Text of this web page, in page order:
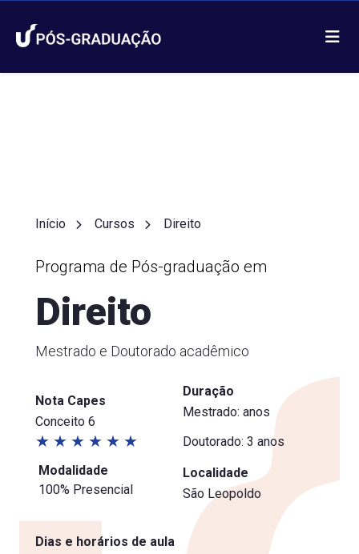
Início Cursos Direito
Programa de Pós-graduação em
Direito
Mestrado e Doutorado acadêmico
Nota Capes
Conceito 6
★ ★ ★ ★ ★ ★
Modalidade
100% Presencial
Duração
Mestrado: anos
Doutorado: 3 anos
Localidade
São Leopoldo
Dias e horários de aula